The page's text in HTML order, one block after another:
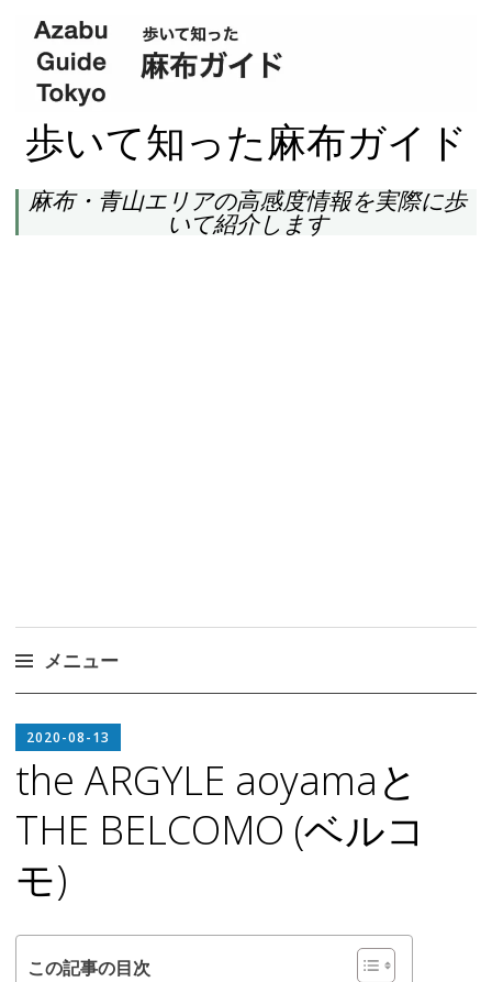
歩いて知った麻布ガイド
麻布・青山エリアの高感度情報を実際に歩
いて紹介します
メニュー
ン
テ
ン
ツ
へ
ス
キ
ッ
プ
2020-08-13
CHIEF
the ARGYLE aoyamaと
THE BELCOMO (ベルコ
モ)
この記事の目次